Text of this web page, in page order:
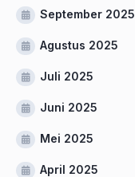
September 2025
Agustus 2025
Juli 2025
Juni 2025
Mei 2025
April 2025